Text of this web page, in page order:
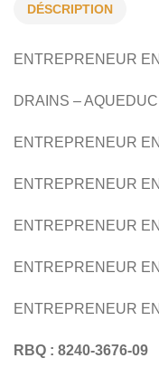
FOSSES SEPTIQUES
TERRASSEMENT
DÉSCRIPTION
ENTREPRENEUR
DRAINS –
ENTREPRENEUR
ENTREPRENEUR
ENTREPRENEUR
ENTREPRENEUR
ENTREPRENEUR
RBQ : 8240-3676-09